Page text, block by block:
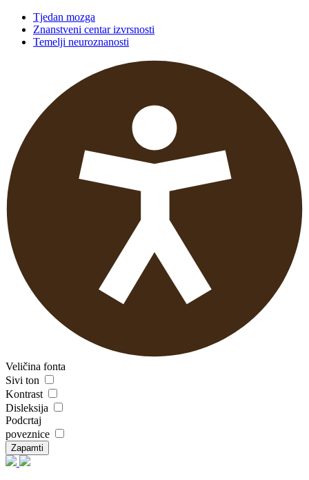
Tjedan mozga
Znanstveni centar izvrsnosti
Temelji neuroznanosti
Veličina fonta
Sivi ton
Kontrast
Disleksija
Podcrtaj
poveznice
Zapamti